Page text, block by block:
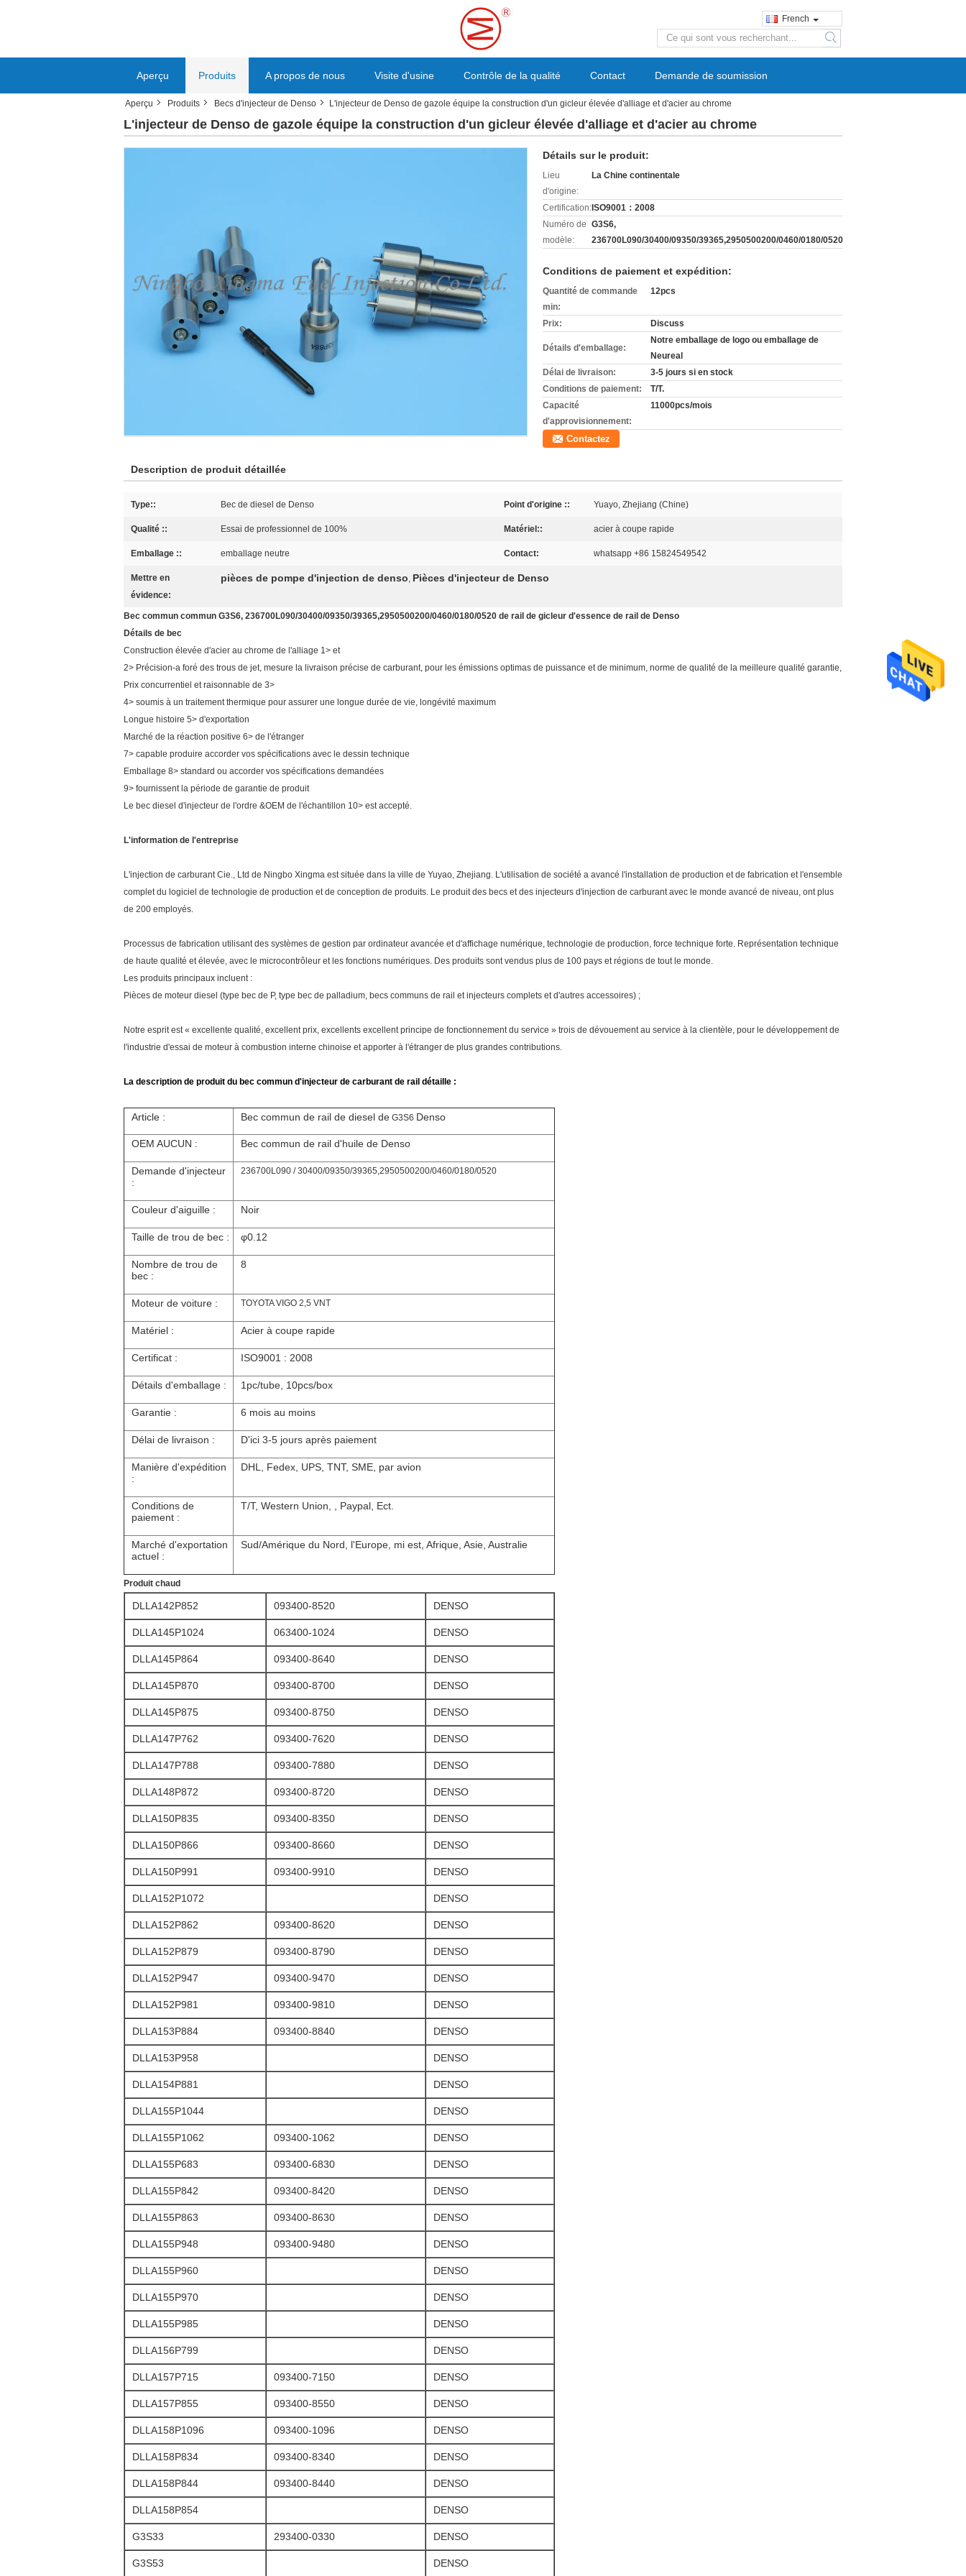
French
search
Aperçu Produits A propos de nous Visite d'usine Contrôle de la qualité Contact Demande de soumission
Aperçu Produits Becs d'injecteur de Denso L'injecteur de Denso de gazole équipe la construction d'un gicleur élevée d'alliage et d'acier au chrome
L'injecteur de Denso de gazole équipe la construction d'un gicleur élevée d'alliage et d'acier au chrome
Détails sur le produit:
Lieu
d'origine:
La Chine continentale
Certification: ISO9001：2008
Numéro de
modèle:
G3S6,
236700L090/30400/09350/39365,2950500200/0460/0180/0520
Conditions de paiement et expédition:
Quantité de commande
min:
12pcs
Prix: Discuss
Détails d'emballage:
Notre emballage de logo ou emballage de
Neureal
Délai de livraison:
3-5 jours si en stock
Conditions de paiement:
T/T.
Capacité
d'approvisionnement:
11000pcs/mois
Contactez
Description de produit détaillée
Type:: Bec de diesel de Denso Point d'origine :: Yuayo, Zhejiang (Chine)
Qualité :: Essai de professionnel de 100% Matériel:: acier à coupe rapide
Emballage :: emballage neutre Contact: whatsapp +86 15824549542
Mettre en
évidence:
pièces de pompe d'injection de denso, Pièces d'injecteur de Denso
Bec commun commun G3S6, 236700L090/30400/09350/39365,2950500200/0460/0180/0520 de rail de gicleur d'essence de rail de Denso
Détails de bec
Construction élevée d'acier au chrome de l'alliage 1> et
2> Précision-a foré des trous de jet, mesure la livraison précise de carburant, pour les émissions optimas de puissance et de minimum, norme de qualité de la meilleure qualité garantie,
Prix concurrentiel et raisonnable de 3>
4> soumis à un traitement thermique pour assurer une longue durée de vie, longévité maximum
Longue histoire 5> d'exportation
Marché de la réaction positive 6> de l'étranger
7> capable produire accorder vos spécifications avec le dessin technique
Emballage 8> standard ou accorder vos spécifications demandées
9> fournissent la période de garantie de produit
Le bec diesel d'injecteur de l'ordre &OEM de l'échantillon 10> est accepté.
L'information de l'entreprise
L'injection de carburant Cie., Ltd de Ningbo Xingma est située dans la ville de Yuyao, Zhejiang. L'utilisation de société a avancé l'installation de production et de fabrication et l'ensemble
complet du logiciel de technologie de production et de conception de produits. Le produit des becs et des injecteurs d'injection de carburant avec le monde avancé de niveau, ont plus
de 200 employés.
Processus de fabrication utilisant des systèmes de gestion par ordinateur avancée et d'affichage numérique, technologie de production, force technique forte. Représentation technique
de haute qualité et élevée, avec le microcontrôleur et les fonctions numériques. Des produits sont vendus plus de 100 pays et régions de tout le monde.
Les produits principaux incluent :
Pièces de moteur diesel (type bec de P, type bec de palladium, becs communs de rail et injecteurs complets et d'autres accessoires) ;
Notre esprit est « excellente qualité, excellent prix, excellents excellent principe de fonctionnement du service » trois de dévouement au service à la clientèle, pour le développement de
l'industrie d'essai de moteur à combustion interne chinoise et apporter à l'étranger de plus grandes contributions.
La description de produit du bec commun d'injecteur de carburant de rail détaille :
Article : Bec commun de rail de diesel de G3S6 Denso
OEM AUCUN : Bec commun de rail d'huile de Denso
Demande d'injecteur
:
236700L090 / 30400/09350/39365,2950500200/0460/0180/0520
Couleur d'aiguille : Noir
Taille de trou de bec : φ0.12
Nombre de trou de
bec :
8
Moteur de voiture : TOYOTA VIGO 2,5 VNT
Matériel : Acier à coupe rapide
Certificat : ISO9001 : 2008
Détails d'emballage : 1pc/tube, 10pcs/box
Garantie : 6 mois au moins
Délai de livraison : D'ici 3-5 jours après paiement
Manière d'expédition
:
DHL, Fedex, UPS, TNT, SME, par avion
Conditions de
paiement :
T/T, Western Union, , Paypal, Ect.
Marché d'exportation
actuel :
Sud/Amérique du Nord, l'Europe, mi est, Afrique, Asie, Australie
Produit chaud
DLLA142P852 093400-8520 DENSO
DLLA145P1024 063400-1024 DENSO
DLLA145P864 093400-8640 DENSO
DLLA145P870 093400-8700 DENSO
DLLA145P875 093400-8750 DENSO
DLLA147P762 093400-7620 DENSO
DLLA147P788 093400-7880 DENSO
DLLA148P872 093400-8720 DENSO
DLLA150P835 093400-8350 DENSO
DLLA150P866 093400-8660 DENSO
DLLA150P991 093400-9910 DENSO
DLLA152P1072 DENSO
DLLA152P862 093400-8620 DENSO
DLLA152P879 093400-8790 DENSO
DLLA152P947 093400-9470 DENSO
DLLA152P981 093400-9810 DENSO
DLLA153P884 093400-8840 DENSO
DLLA153P958 DENSO
DLLA154P881 DENSO
DLLA155P1044 DENSO
DLLA155P1062 093400-1062 DENSO
DLLA155P683 093400-6830 DENSO
DLLA155P842 093400-8420 DENSO
DLLA155P863 093400-8630 DENSO
DLLA155P948 093400-9480 DENSO
DLLA155P960 DENSO
DLLA155P970 DENSO
DLLA155P985 DENSO
DLLA156P799 DENSO
DLLA157P715 093400-7150 DENSO
DLLA157P855 093400-8550 DENSO
DLLA158P1096 093400-1096 DENSO
DLLA158P834 093400-8340 DENSO
DLLA158P844 093400-8440 DENSO
DLLA158P854 DENSO
G3S33 293400-0330 DENSO
G3S53 DENSO